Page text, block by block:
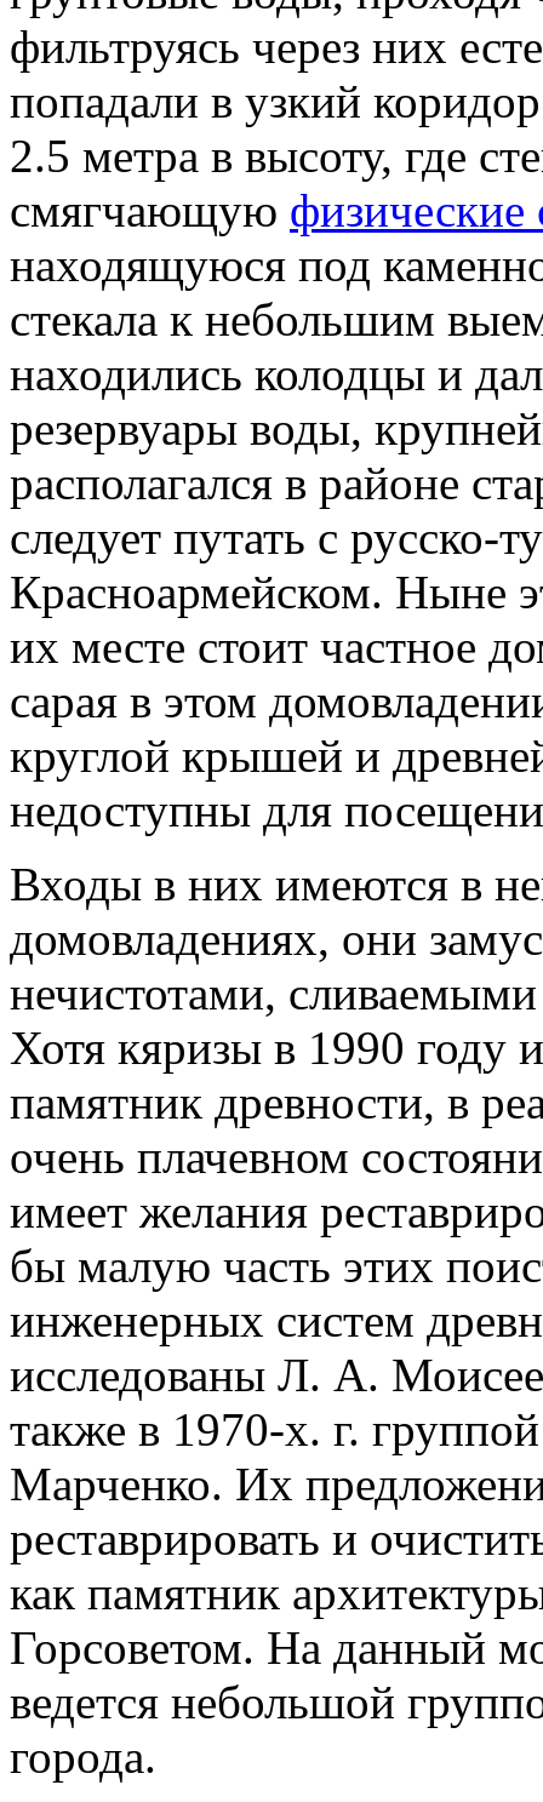
фильтруясь через них
попадали в узкий
2.5 метра в высоту, где
смягчающую физические
находящуюся под
стекала к небольшим
находились колодцы и
резервуары воды,
располагался в районе
следует путать с русско-
Красноармейском. Ныне
их месте стоит частное
сарая в этом
круглой крышей и
недоступны для
Входы в них имеются в
домовладениях, они
нечистотами,
Хотя кяризы в 1990 году
памятник древности, в
очень плачевном
имеет желания
бы малую часть этих
инженерных систем
исследованы Л. А.
также в 1970-х. г.
Марченко. Их
реставрировать и
как памятник
Горсоветом. На данный
ведется небольшой
города.